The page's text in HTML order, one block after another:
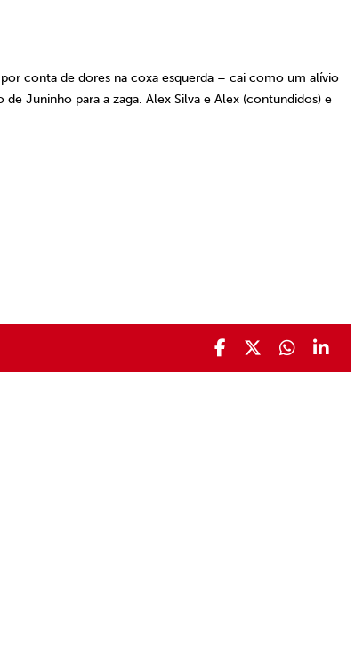
conta de dores na coxa esquerda – cai como um alívio
Juninho para a zaga. Alex Silva e Alex (contundidos) e